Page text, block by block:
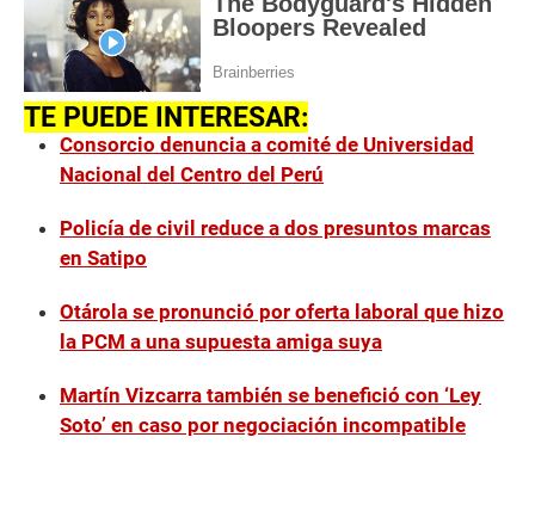
TE PUEDE INTERESAR:
Consorcio denuncia a comité de Universidad
Nacional del Centro del Perú
Policía de civil reduce a dos presuntos marcas
en Satipo
Otárola se pronunció por oferta laboral que hizo
la PCM a una supuesta amiga suya
Martín Vizcarra también se benefició con ‘Ley
Soto’ en caso por negociación incompatible